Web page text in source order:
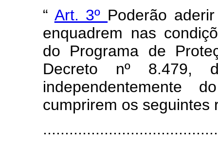
“ Art. 3º Poderão
enquadrem nas
do Programa de
Decreto nº
independentemente
cumprirem os seguintes